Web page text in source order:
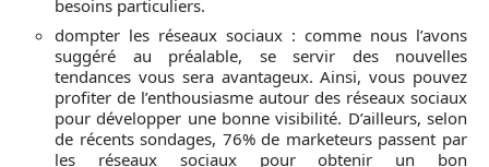
besoins particuliers.
dompter les réseaux sociaux : comme nous l’avons
suggéré au préalable, se servir des nouvelles
tendances vous sera avantageux. Ainsi, vous pouvez
profiter de l’enthousiasme autour des réseaux sociaux
pour développer une bonne visibilité. D’ailleurs, selon
de récents sondages, 76% de marketeurs passent par
les réseaux sociaux pour obtenir un bon